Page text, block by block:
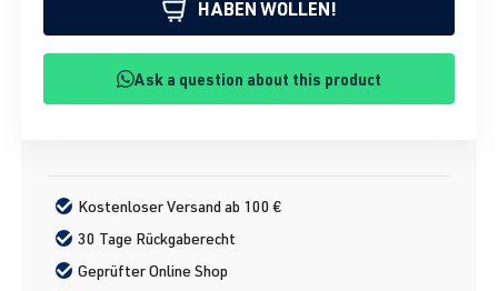
HABEN WOLLEN!
Ask a question about this product
Kostenloser Versand ab 100 €
30 Tage Rückgaberecht
Geprüfter Online Shop